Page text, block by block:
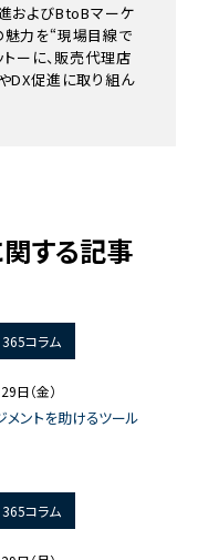
およびBtoBマーケ
魅力を“現場目線で
トーに、販売代理店
DX促進に取り組ん
する記事
コラム
日（金）
メントを助けるツール
コラム